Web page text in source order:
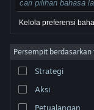
Undang. Semua merek
Legal| Aksesibilitas
Pengembalian Dana
Kelola preferensi
Persempit berdasarkan
Strategi
Aksi
Petualangan